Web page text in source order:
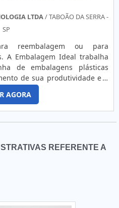
LTDA/ TABOÃO DA SERRA -
SP
reembalagem ou para
de embalagens plásticas
de sua produtividade e a
AGORA
REFERENTE A